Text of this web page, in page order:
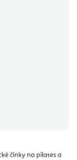
činky na pilates a